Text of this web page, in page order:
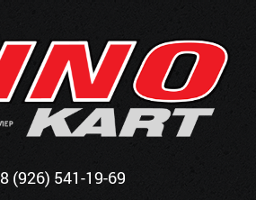
8 (926) 541-19-69